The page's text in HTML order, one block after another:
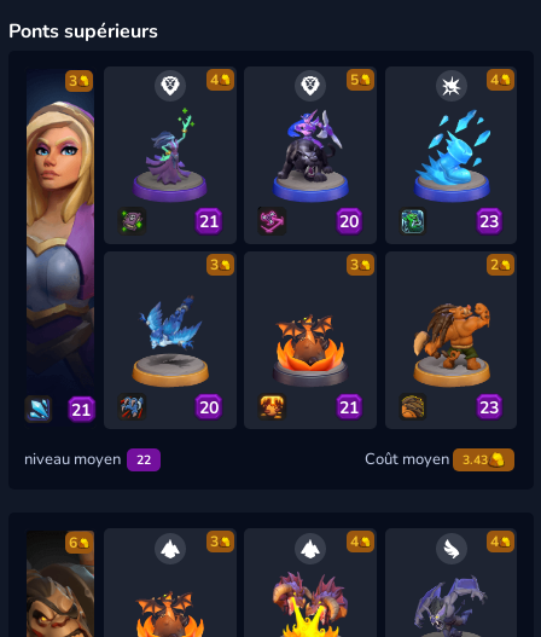
Ponts supérieurs
3
21
4
21
5
20
4
23
3
20
3
21
2
23
niveau moyen 22 Coût moyen 3.43
6 3 4 4